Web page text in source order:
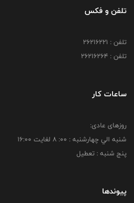
تلفن و فکس
تلفن : 26216221
تلفن : 26216264
ساعات کار
روزهای عادی:
شنبه الي چهارشنبه : 00: 8 لغايت 16:00
پنج شنبه : تعطیل
پیوندها